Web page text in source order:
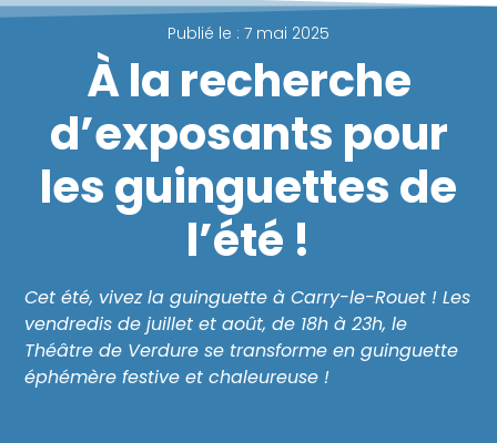
Publié le : 7 mai 2025
À la recherche
d’exposants pour
les guinguettes de
l’été !
Cet été, vivez la guinguette à Carry-le-Rouet ! Les
vendredis de juillet et août, de 18h à 23h, le
Théâtre de Verdure se transforme en guinguette
éphémère festive et chaleureuse !